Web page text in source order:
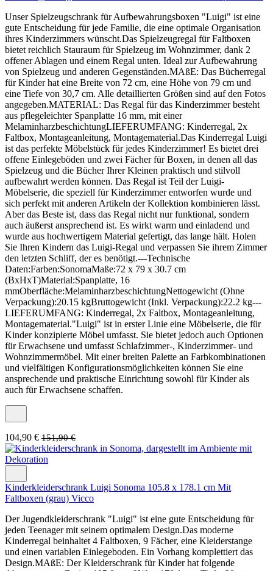
Unser Spielzeugschrank für Aufbewahrungsboxen "Luigi" ist eine
gute Entscheidung für jede Familie, die eine optimale Organisation
ihres Kinderzimmers wünscht.Das Spielzeugregal für Faltboxen
bietet reichlich Stauraum für Spielzeug im Wohnzimmer, dank 2
offener Ablagen und einem Regal unten. Ideal zur Aufbewahrung
von Spielzeug und anderen Gegenständen.MAßE: Das Bücherregal
für Kinder hat eine Breite von 72 cm, eine Höhe von 79 cm und
eine Tiefe von 30,7 cm. Alle detaillierten Größen sind auf den Fotos
angegeben.MATERIAL: Das Regal für das Kinderzimmer besteht
aus pflegeleichter Spanplatte 16 mm, mit einer
MelaminharzbeschichtungLIEFERUMFANG: Kinderregal, 2x
Faltbox, Montageanleitung, Montagematerial.Das Kinderregal Luigi
ist das perfekte Möbelstück für jedes Kinderzimmer! Es bietet drei
offene Einlegeböden und zwei Fächer für Boxen, in denen all das
Spielzeug und die Bücher Ihrer Kleinen praktisch und stilvoll
aufbewahrt werden können. Das Regal ist Teil der Luigi-
Möbelserie, die speziell für Kinderzimmer entworfen wurde und
sich perfekt mit anderen Artikeln der Kollektion kombinieren lässt.
Aber das Beste ist, dass das Regal nicht nur funktional, sondern
auch äußerst ansprechend ist. Es wirkt warm und einladend und
wurde aus hochwertigem Material gefertigt, das lange hält. Holen
Sie Ihren Kindern das Luigi-Regal und verpassen Sie ihrem Zimmer
den letzten Schliff, der es benötigt.---Technische
Daten:Farben:SonomaMaße:72 x 79 x 30.7 cm
(BxHxT)Material:Spanplatte, 16
mmOberfläche:MelaminharzbeschichtungNettogewicht (Ohne
Verpackung):20.15 kgBruttogewicht (Inkl. Verpackung):22.2 kg---
LIEFERUMFANG: Kinderregal, 2x Faltbox, Montageanleitung,
Montagematerial."Luigi" ist in erster Linie eine Möbelserie, die für
Kinder konzipierte Möbel umfasst. Sie bietet jedoch auch Optionen
für Erwachsene und umfasst Schlafzimmer-, Kinderzimmer- und
Wohnzimmermöbel. Mit einer breiten Palette an Farbkombinationen
und vielfältigen Konfigurationsmöglichkeiten können Sie eine
ansprechende und praktische Einrichtung sowohl für Kinder als
auch für Erwachsene schaffen.
104,90 € 151,90 €
Kinderkleiderschrank Luigi Sonoma 105.8 x 178.1 cm Mit
Faltboxen (grau) Vicco
Der Jugendkleiderschrank "Luigi" ist eine gute Entscheidung für
jeden Teenager mit seinem optimalem Design.Das moderne
Kinderregal beinhaltet 4 Faltboxen, 9 Fächer, eine Kleiderstange
und einen variablen Einlegeboden. Ein Vorhang komplettiert das
Design.MAßE: Der Kleiderschrank für Kinder hat folgende